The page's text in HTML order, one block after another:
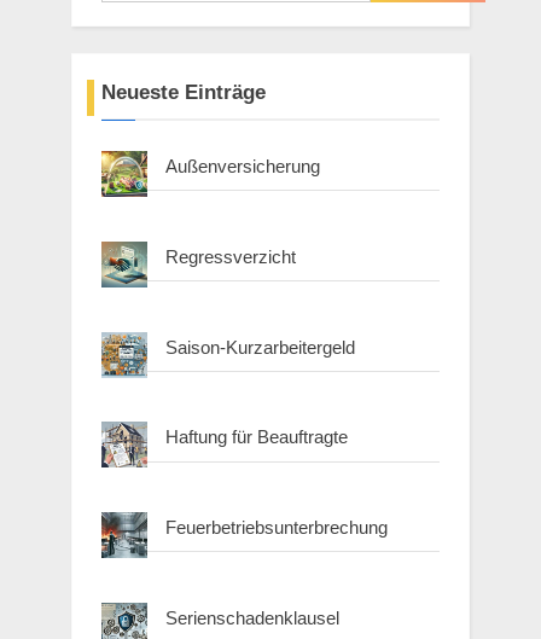
Neueste Einträge
Außenversicherung
Regressverzicht
Saison-Kurzarbeitergeld
Haftung für Beauftragte
Feuerbetriebsunterbrechung
Serienschadenklausel